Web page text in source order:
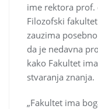
ime rektora prof.
Filozofski
zauzima
da je nedavna
kako Fakultet
stvaranja znanja.
„Fakultet ima